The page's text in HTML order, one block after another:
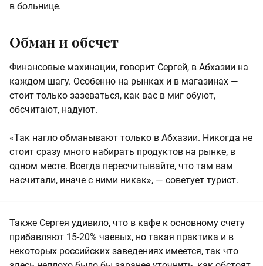
в больнице.
Обман и обсчет
Финансовые махинации, говорит Сергей, в Абхазии на
каждом шагу. Особенно на рынках и в магазинах —
стоит только зазеваться, как вас в миг обуют,
обсчитают, надуют.
«Так нагло обманывают только в Абхазии. Никогда не
стоит сразу много набирать продуктов на рынке, в
одном месте. Всегда пересчитывайте, что там вам
насчитали, иначе с ними никак», — советует турист.
Также Сергея удивило, что в кафе к основному счету
прибавляют 15-20% чаевых, но такая практика и в
некоторых российских заведениях имеется, так что